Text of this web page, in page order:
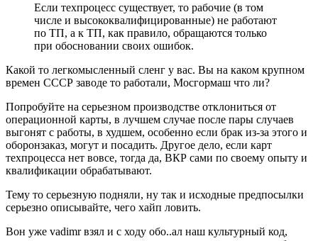
Если техпроцесс существует, то рабочие (в том
числе и высококвалифицированные) не работают
по ТП, а к ТП, как правило, обращаются только
при обосновании своих ошибок.
Какой то легкомысленный сленг у вас. Вы на каком крупном
времен СССР заводе то работали, Мосгормаш что ли?
Попробуйте на серьезном производстве отклониться от
операционной карты, в лучшем случае после пары случаев
выгонят с работы, в худшем, особенно если брак из-за этого и
оборонзаказ, могут и посадить. Другое дело, если карт
техпроцесса нет вовсе, тогда да, ВКР сами по своему опыту и
квалификации обрабатывают.
Тему то серьезную подняли, ну так и исходные предпосылки
серьезно описывайте, чего хайп ловить.
Вон уже vadimr взял и с ходу обо..ал наш культурный код,